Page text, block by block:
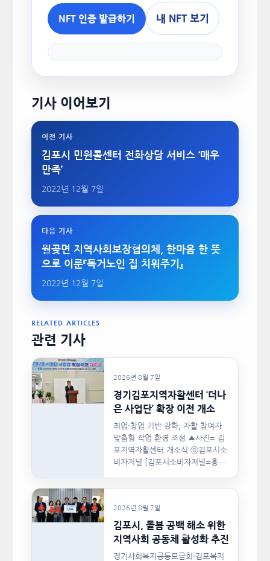
NFT 인증 발급하기 내 NFT 보기
기사 이어보기
이전 기사
김포시 민원콜센터 전화상담 서비스 ‘매우
만족’
2022년 12월 7일
다음 기사
월곶면 지역사회보장협의체, 한마음 한 뜻
으로 이룬『독거노인 집 치워주기』
2022년 12월 7일
RELATED ARTICLES
관련 기사
2026년 8월 7일
경기김포지역자활센터 ‘더나
은 사업단’ 확장 이전 개소
취업·창업 기반 강화, 자활 참여자
맞춤형 작업 환경 조성 ▲사진= 김
포지역자활센터 개소식 ⓒ김포시소
비자저널 [김포시소비자저널=홍완
는 지난…
2026년 8월 7일
김포시, 돌봄 공백 해소 위한
지역사회 공동체 활성화 추진
경기사회복지공동모금회·김포복지